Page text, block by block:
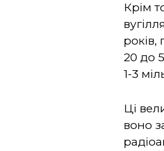
Крім
років,
20 до
1-3
Ці
воно